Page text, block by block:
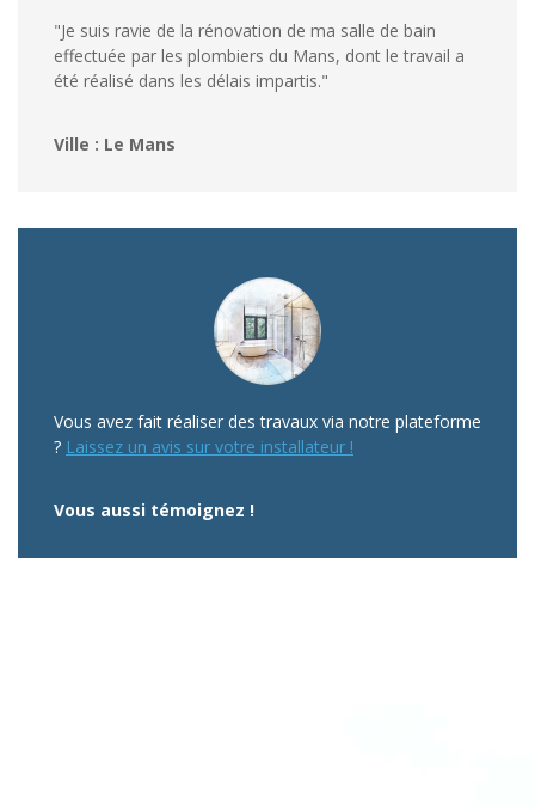
"Je suis ravie de la rénovation de ma salle de bain
effectuée par les plombiers du Mans, dont le travail a
été réalisé dans les délais impartis."
Ville : Le Mans
Vous avez fait réaliser des travaux via notre plateforme
? Laissez un avis sur votre installateur !
Vous aussi témoignez !